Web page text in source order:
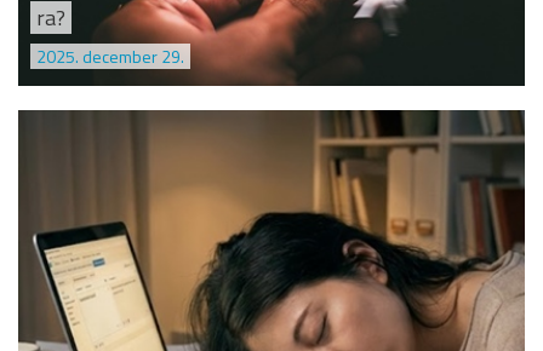
ra?
2025. december 29.